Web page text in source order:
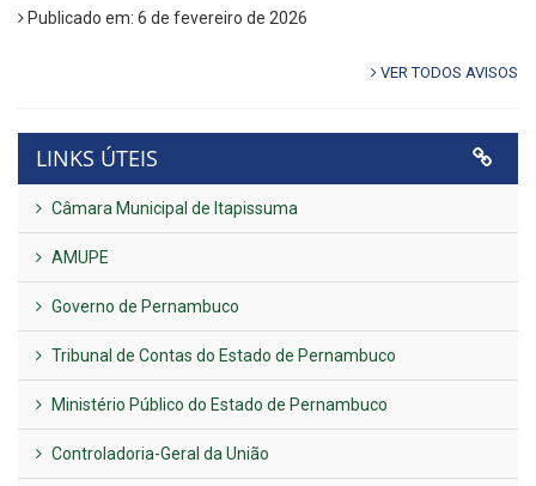
Publicado em: 6 de fevereiro de 2026
VER TODOS AVISOS
LINKS ÚTEIS
Câmara Municipal de Itapissuma
AMUPE
Governo de Pernambuco
Tribunal de Contas do Estado de Pernambuco
Ministério Público do Estado de Pernambuco
Controladoria-Geral da União